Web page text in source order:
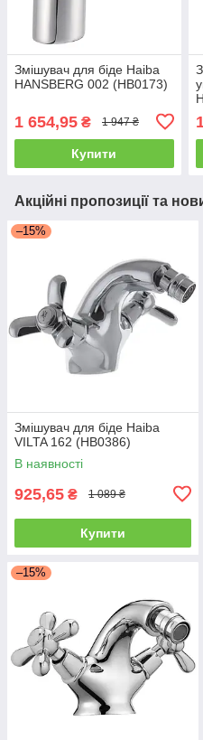
Змішувач для біде Haiba
HANSBERG 002 (HB0173)
1 654,95 ₴ 1 947 ₴
Купити
Акційні пропозиції та
–15%
Змішувач для біде Haiba
VILTA 162 (HB0386)
В наявності
925,65 ₴ 1 089 ₴
Купити
–15%